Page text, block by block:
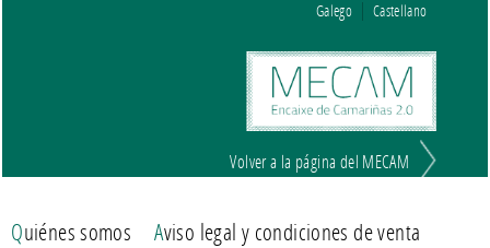
Galego Castellano
Volver a la página del MECAM
Quiénes somos Aviso legal y condiciones de venta